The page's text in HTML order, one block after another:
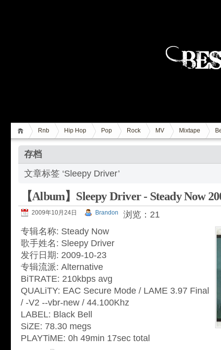
Rnb Hip Hop Pop Rock MV Mixtape
存档
文章标签 ‘Sleepy Driver’
【Album】Sleepy Driver - Steady Now
2009年10月24日 Brandon
浏览：21
专辑名称: Steady Now
歌手姓名: Sleepy Driver
发行日期: 2009-10-23
专辑流派: Alternative
BiTRATE: 210kbps avg
QUALiTY: EAC Secure Mode / LAME 3.97 Final
/ -V2 --vbr-new / 44.100Khz
LABEL: Black Bell
SiZE: 78.30 megs
PLAYTiME: 0h 49min 17sec total